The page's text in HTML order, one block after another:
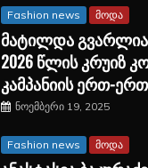
Fashion news მოდა
მატილდა
2026 წლის კრუიზ
კამპანიის ერთ-
ნოემბერი 19, 2025
Fashion news მოდა